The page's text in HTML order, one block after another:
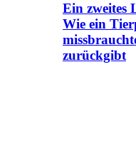
Ein zweites
Wie ein
zurückgibt